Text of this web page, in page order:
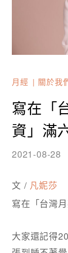
月經 關於我
寫在「
資」滿
2021-08-28
文 / 凡妮莎
寫在「台灣
大家還記得